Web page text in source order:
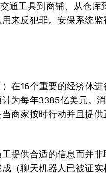
通工具到商铺、从仓库
来反犯罪。安保系统监
在16个重要的经济体进
为每年3385亿美元。
商家按时行动并且提供
提供合适的信息而并非
（聊天机器人已被证实